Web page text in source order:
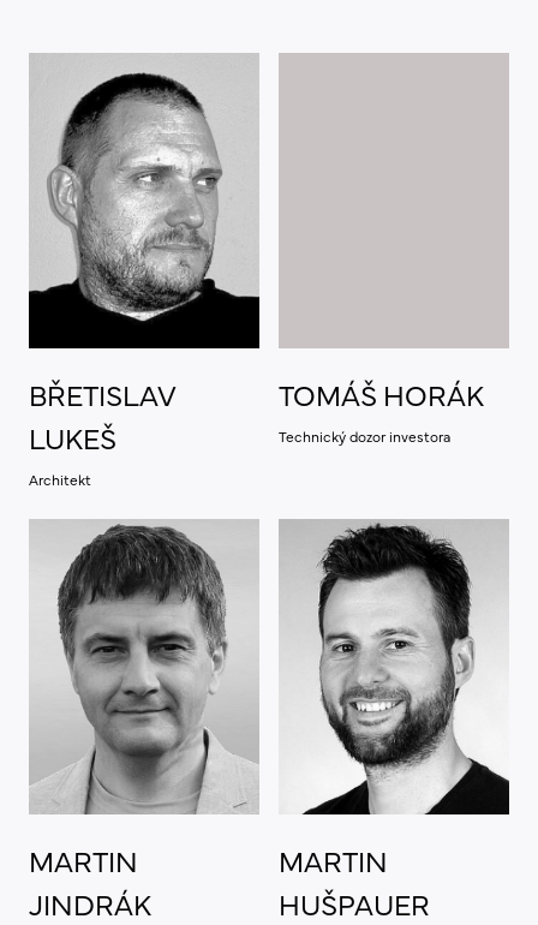
BŘETISLAV
LUKEŠ
Architekt
TOMÁŠ HORÁK
Technický dozor investora
MARTIN
JINDRÁK
MARTIN
HUŠPAUER